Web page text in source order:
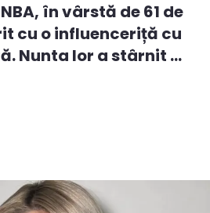
în vârstă de 61 de
cu o influenceriță cu
Nunta lor a stârnit ...